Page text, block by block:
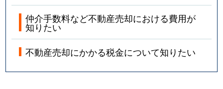
仲介手数料など不動産売却における費用が
知りたい
不動産売却にかかる税金について知りたい